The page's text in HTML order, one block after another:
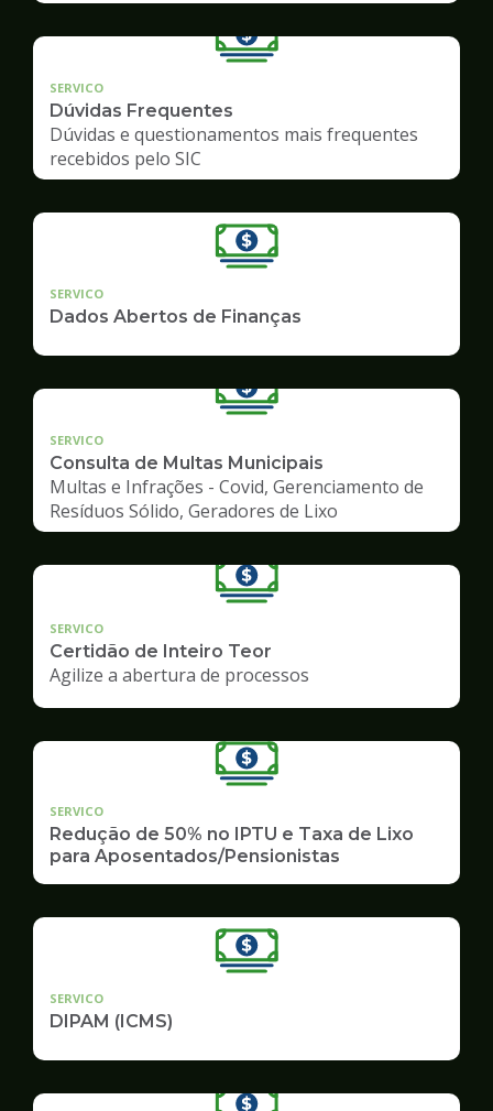
SERVICO
Dúvidas Frequentes
Dúvidas e questionamentos mais frequentes
recebidos pelo SIC
SERVICO
Dados Abertos de Finanças
SERVICO
Consulta de Multas Municipais
Multas e Infrações - Covid, Gerenciamento de
Resíduos Sólido, Geradores de Lixo
SERVICO
Certidão de Inteiro Teor
Agilize a abertura de processos
SERVICO
Redução de 50% no IPTU e Taxa de Lixo
para Aposentados/Pensionistas
SERVICO
DIPAM (ICMS)